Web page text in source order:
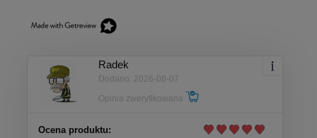
Radek
Dodano: 2026-08-07
Opinia zweryfikowana
Ocena produktu: